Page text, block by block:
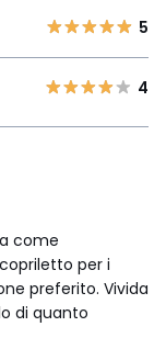
5
4
come
per i
preferito. Vivida
di quanto